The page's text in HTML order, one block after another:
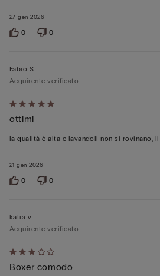
27 gen 2026
0 0
Valutato
5
su
21 gen 2026
Fabio S
Acquirente verificato
ottimi
la qualità è alta e lavandoli non si rovinano,
0 0
Valutato
3
katia v
Acquirente verificato
Boxer comodo